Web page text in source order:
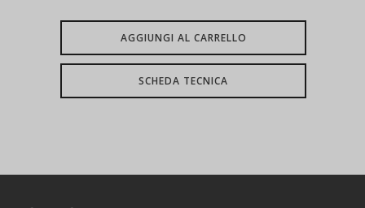
AGGIUNGI AL CARRELLO
SCHEDA TECNICA